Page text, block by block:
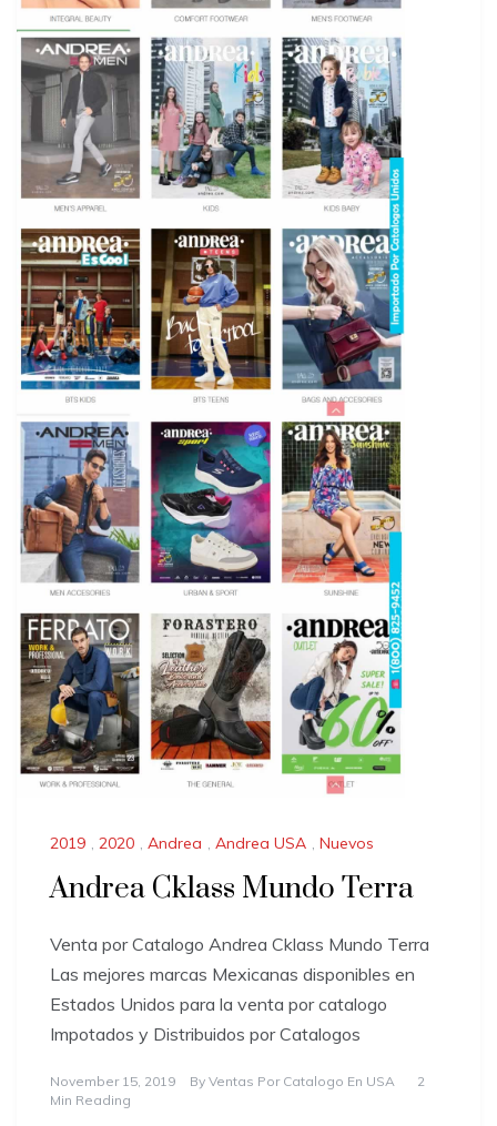
2019 , 2020 , Andrea , Andrea USA , Nuevos
Andrea Cklass Mundo Terra
Venta por Catalogo Andrea Cklass Mundo Terra
Las mejores marcas Mexicanas disponibles en
Estados Unidos para la venta por catalogo
Impotados y Distribuidos por Catalogos
November 15, 2019 By Ventas Por Catalogo En USA
2
Min Reading